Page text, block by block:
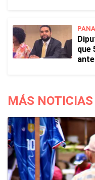
que
MÁS NOTICIAS